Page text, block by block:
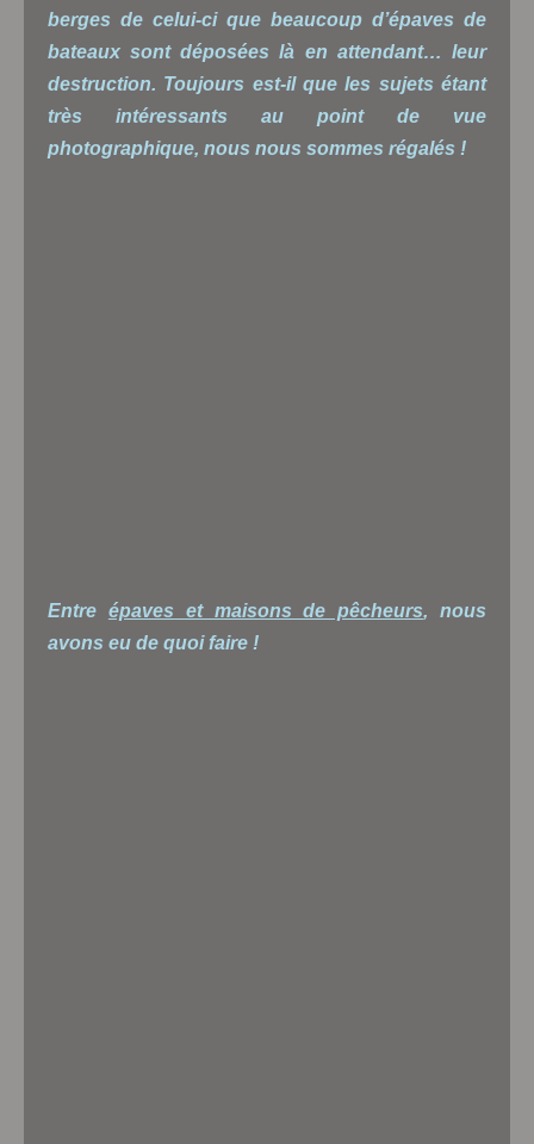
berges de celui-ci que beaucoup d’épaves de
bateaux sont déposées là en attendant… leur
destruction. Toujours est-il que les sujets étant
très intéressants au point de vue
photographique, nous nous sommes régalés !
Entre épaves et maisons de pêcheurs, nous
avons eu de quoi faire !